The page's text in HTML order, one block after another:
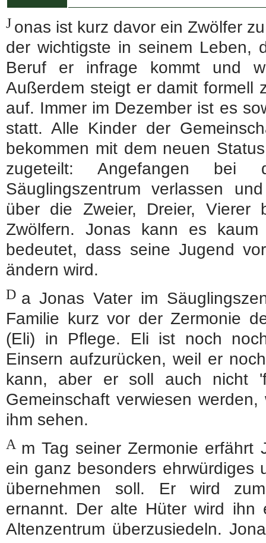
J onas ist kurz davor ein Zwölfer
der wichtigste in seinem Leben,
Beruf er infrage kommt und
Außerdem steigt er damit formell
auf. Immer im Dezember ist es
statt. Alle Kinder der
bekommen mit dem neuen
zugeteilt: Angefangen
Säuglingszentrum verlassen
über die Zweier, Dreier,
Zwölfern. Jonas kann es
bedeutet, dass seine Jugend
ändern wird.
D a Jonas Vater im
Familie kurz vor der Zermonie
(Eli) in Pflege. Eli ist noch
Einsern aufzurücken, weil er
kann, aber er soll auch nicht
Gemeinschaft verwiesen
ihm sehen.
A m Tag seiner Zermonie erfährt
ein ganz besonders ehrwürdiges
übernehmen soll. Er wird
ernannt. Der alte Hüter wird ihn
Altenzentrum überzusiedeln.